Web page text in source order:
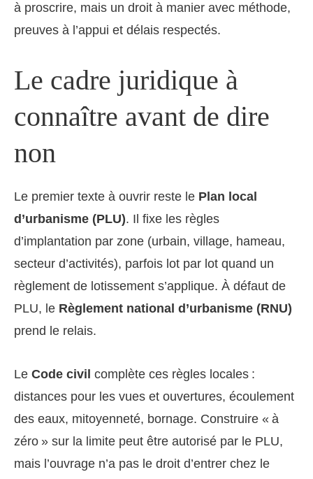
à proscrire, mais un droit à manier avec méthode,
preuves à l’appui et délais respectés.
Le cadre juridique à
connaître avant de dire
non
Le premier texte à ouvrir reste le Plan local
d’urbanisme (PLU). Il fixe les règles
d’implantation par zone (urbain, village, hameau,
secteur d’activités), parfois lot par lot quand un
règlement de lotissement s’applique. À défaut de
PLU, le Règlement national d’urbanisme (RNU)
prend le relais.
Le Code civil complète ces règles locales :
distances pour les vues et ouvertures, écoulement
des eaux, mitoyenneté, bornage. Construire « à
zéro » sur la limite peut être autorisé par le PLU,
mais l’ouvrage n’a pas le droit d’entrer chez le